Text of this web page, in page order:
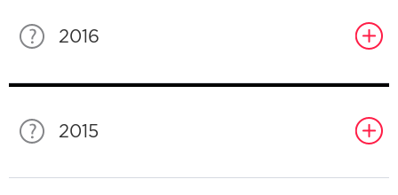
2016
2015